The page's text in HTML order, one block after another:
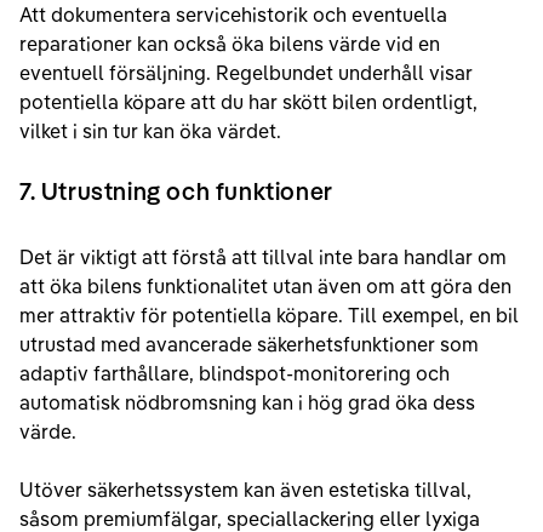
Att dokumentera servicehistorik och eventuella
reparationer kan också öka bilens värde vid en
eventuell försäljning. Regelbundet underhåll visar
potentiella köpare att du har skött bilen ordentligt,
vilket i sin tur kan öka värdet.
7. Utrustning och funktioner
Det är viktigt att förstå att tillval inte bara handlar om
att öka bilens funktionalitet utan även om att göra den
mer attraktiv för potentiella köpare. Till exempel, en bil
utrustad med avancerade säkerhetsfunktioner som
adaptiv farthållare, blindspot-monitorering och
automatisk nödbromsning kan i hög grad öka dess
värde.
Utöver säkerhetssystem kan även estetiska tillval,
såsom premiumfälgar, speciallackering eller lyxiga